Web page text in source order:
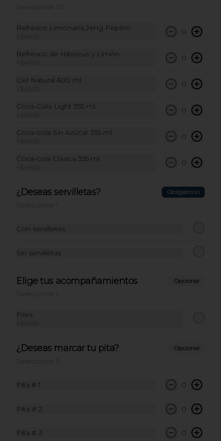
Topo Chico 600 ml
Mercado
Paquete de Pitas x 5und
en casa.
$105.00
Conócenos
Ubicación
Términos y condiciones
Facebook
Seleccione 10
Refresco Limonaria,Jeng Pepino
+ $40.00
0
Refresco de Hibiscus y Limón
+ $40.00
0
Ciel Natural 600 ml
+ $45.00
0
Coca-Cola Light 355 ml.
+ $49.00
0
Coca-cola Sin Azúcar 355 ml
+ $49.00
0
Coca-cola Clásica 355 ml
+ $49.00
0
¿Deseas servilletas? Obligatorio
Seleccione 1
Con servilletas
Sin servilletas
Elige tus acompañamientos Opcional
Seleccione 1
Fries
+
¿Deseas marcar tu pita? Opcional
Seleccione 5
Pita # 1 0
Pita # 2 0
Pita # 3 0